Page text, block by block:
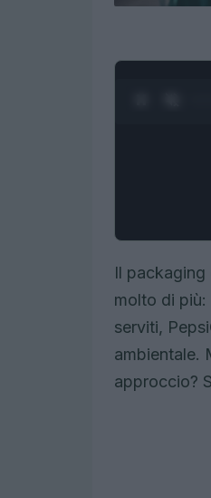
Il packaging
molto di
serviti,
ambientale.
approccio?